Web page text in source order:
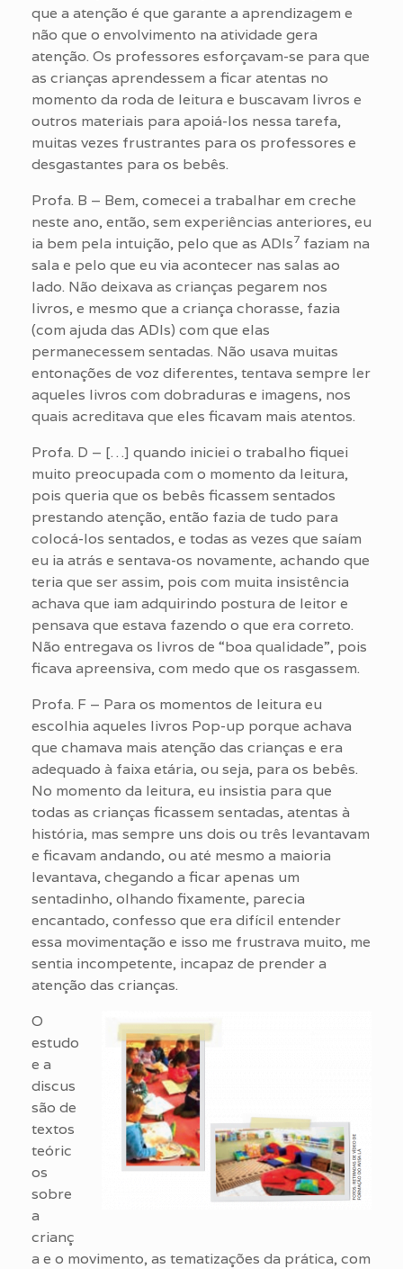
que a atenção é que garante a aprendizagem e
não que o envolvimento na atividade gera
atenção. Os professores esforçavam-se para que
as crianças aprendessem a ficar atentas no
momento da roda de leitura e buscavam livros e
outros materiais para apoiá-los nessa tarefa,
muitas vezes frustrantes para os professores e
desgastantes para os bebês.
Profa. B – Bem, comecei a trabalhar em creche
neste ano, então, sem experiências anteriores, eu
ia bem pela intuição, pelo que as ADIs7 faziam na
sala e pelo que eu via acontecer nas salas ao
lado. Não deixava as crianças pegarem nos
livros, e mesmo que a criança chorasse, fazia
(com ajuda das ADIs) com que elas
permanecessem sentadas. Não usava muitas
entonações de voz diferentes, tentava sempre ler
aqueles livros com dobraduras e imagens, nos
quais acreditava que eles ficavam mais atentos.
Profa. D – […] quando iniciei o trabalho fiquei
muito preocupada com o momento da leitura,
pois queria que os bebês ficassem sentados
prestando atenção, então fazia de tudo para
colocá-los sentados, e todas as vezes que saíam
eu ia atrás e sentava-os novamente, achando que
teria que ser assim, pois com muita insistência
achava que iam adquirindo postura de leitor e
pensava que estava fazendo o que era correto.
Não entregava os livros de “boa qualidade”, pois
ficava apreensiva, com medo que os rasgassem.
Profa. F – Para os momentos de leitura eu
escolhia aqueles livros Pop-up porque achava
que chamava mais atenção das crianças e era
adequado à faixa etária, ou seja, para os bebês.
No momento da leitura, eu insistia para que
todas as crianças ficassem sentadas, atentas à
história, mas sempre uns dois ou três levantavam
e ficavam andando, ou até mesmo a maioria
levantava, chegando a ficar apenas um
sentadinho, olhando fixamente, parecia
encantado, confesso que era difícil entender
essa movimentação e isso me frustrava muito, me
sentia incompetente, incapaz de prender a
atenção das crianças.
O
estudo
e a
discus
são de
textos
teóric
os
sobre
a
crianç
a e o movimento, as tematizações da prática, com